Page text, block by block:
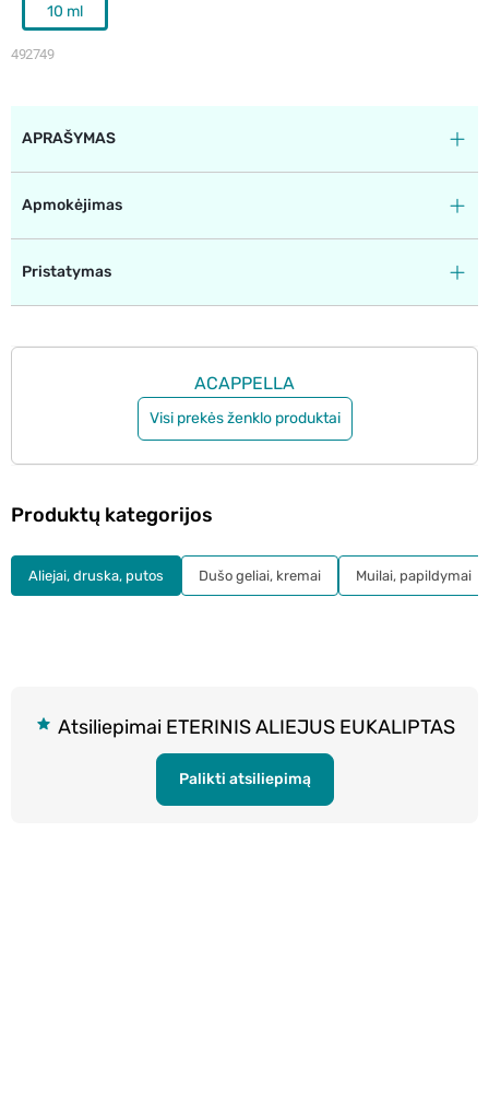
492749
10 ml
APRAŠYMAS
Apmokėjimas
Pristatymas
ACAPPELLA
Visi prekės ženklo produktai
Atsiliepimai ETERINIS ALIEJUS EUKALIPTAS
Palikti atsiliepimą
Produktų kategorijos
Aliejai, druska, putos Dušo geliai, kremai Muilai, papildymai